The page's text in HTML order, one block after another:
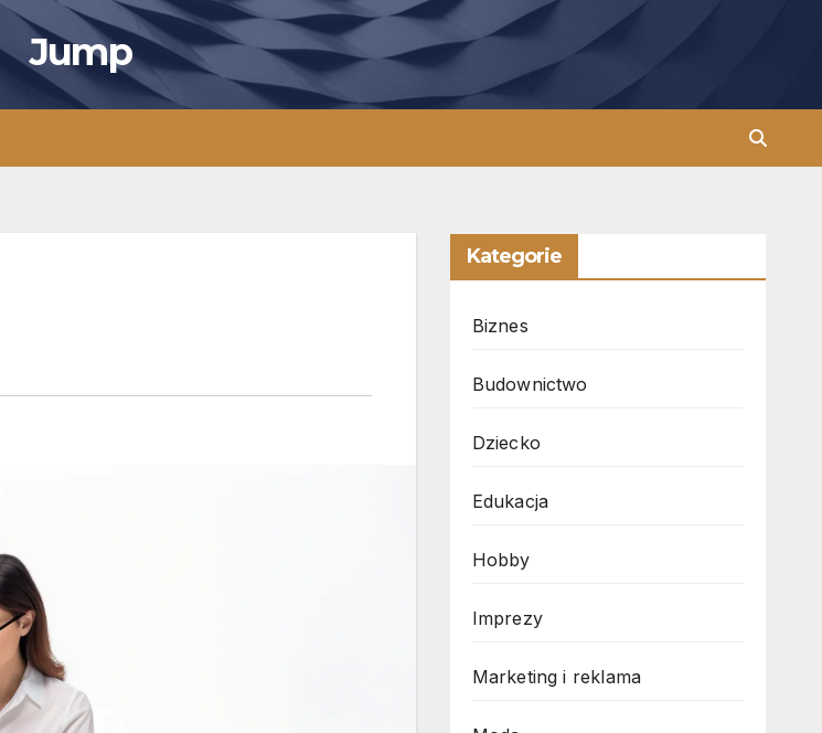
Jump
Kategorie
Biznes
Budownictwo
Dziecko
Edukacja
Hobby
Imprezy
Marketing i reklama